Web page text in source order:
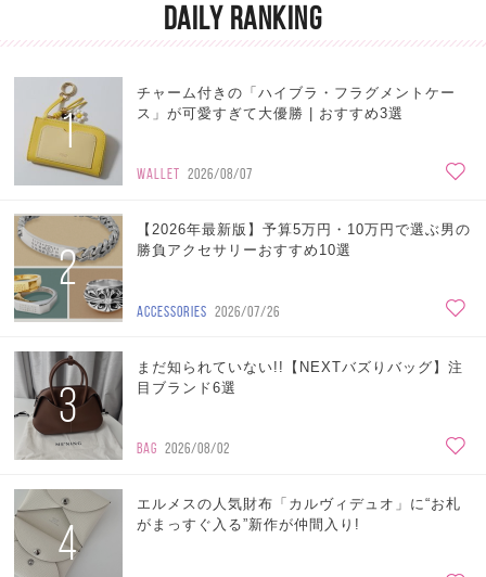
DAILY RANKING
1
チャーム付きの「ハイブラ・フラグメントケー
ス」が可愛すぎて大優勝 | おすすめ3選
WALLET 2026/08/07
2
【2026年最新版】予算5万円・10万円で選ぶ男の
勝負アクセサリーおすすめ10選
ACCESSORIES 2026/07/26
3
まだ知られていない!!【NEXTバズりバッグ】注
目ブランド6選
BAG 2026/08/02
4
エルメスの人気財布「カルヴィデュオ」に“お札
がまっすぐ入る”新作が仲間入り!